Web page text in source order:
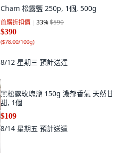
Cham 松露鹽 250p, 1個, 500g
首購折扣價 33%$590
$390
($78.00/100g)
8/12 星期三 預計送達
黑松露玫瑰鹽 150g 濃郁香氣 天然甘
甜, 1個
$109
8/14 星期五 預計送達